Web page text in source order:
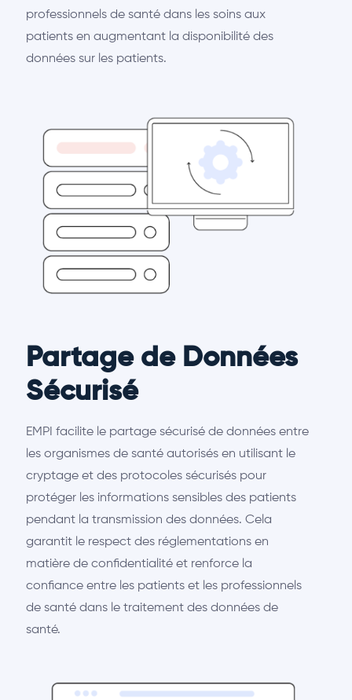
professionnels de santé dans les soins aux
patients en augmentant la disponibilité des
données sur les patients.
Partage de Données
Sécurisé
EMPI facilite le partage sécurisé de données entre
les organismes de santé autorisés en utilisant le
cryptage et des protocoles sécurisés pour
protéger les informations sensibles des patients
pendant la transmission des données. Cela
garantit le respect des réglementations en
matière de confidentialité et renforce la
confiance entre les patients et les professionnels
de santé dans le traitement des données de
santé.